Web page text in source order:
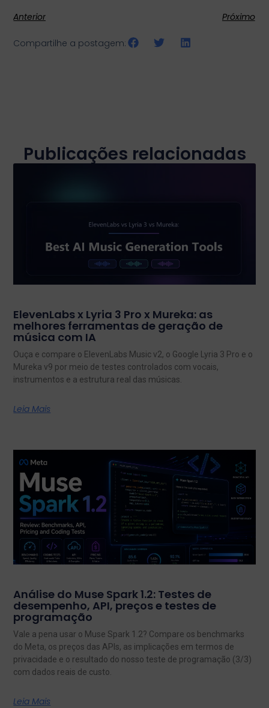
Anterior Próximo
Compartilhe a postagem:
Publicações relacionadas
ElevenLabs x Lyria 3 Pro x Mureka: as
melhores ferramentas de geração de
música com IA
Ouça e compare o ElevenLabs Music v2, o Google Lyria 3 Pro e o
Mureka v9 por meio de testes controlados com vocais,
instrumentos e a estrutura real das músicas.
Leia Mais
Análise do Muse Spark 1.2: Testes de
desempenho, API, preços e testes de
programação
Vale a pena usar o Muse Spark 1.2? Compare os benchmarks
do Meta, os preços das APIs, as implicações em termos de
privacidade e o resultado do nosso teste de programação (3/3)
com dados reais de custo.
Leia Mais